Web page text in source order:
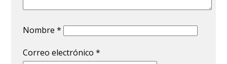
Nombre*
Correo electrónico*